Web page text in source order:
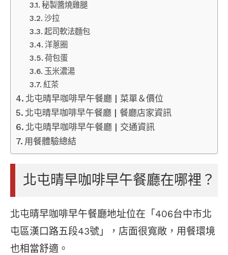
秘製醬燒雞腿
沙拉
起司軟法麵包
洋蔥圈
荷包蛋
玉米濃湯
紅茶
北屯晴早咖啡早午餐廳 | 菜單＆價位
北屯晴早咖啡早午餐廳 | 餐廳店家資訊
北屯晴早咖啡早午餐廳 | 交通資訊
用餐體驗總結
北屯晴早咖啡早午餐廳在哪裡？
北屯晴早咖啡早午餐廳地址位在「406台中市北
屯區漢口路五段43號」，店面很寬敞，用餐環境
也相當舒適。